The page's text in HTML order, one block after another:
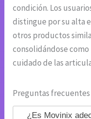
condición. Los
distingue por su alta
otros productos
consolidándose
cuidado de las
Preguntas frecuentes
¿Es Movinix